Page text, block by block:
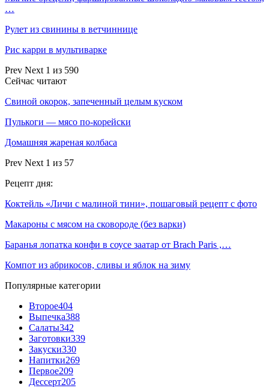
…
Рулет из свинины в ветчиннице
Рис карри в мультиварке
Prev Next 1 из 590
Сейчас читают
Свиной окорок, запеченный целым куском
Пулькоги — мясо по-корейски
Домашняя жареная колбаса
Prev Next 1 из 57
Рецепт дня:
Коктейль «Личи с малиной тини», пошаговый рецепт с фото
Макароны с мясом на сковороде (без варки)
Баранья лопатка конфи в соусе заатар от Brach Paris ,…
Компот из абрикосов, сливы и яблок на зиму
Популярные категории
Второе404
Выпечка388
Салаты342
Заготовки339
Закуски330
Напитки269
Первое209
Дессерт205